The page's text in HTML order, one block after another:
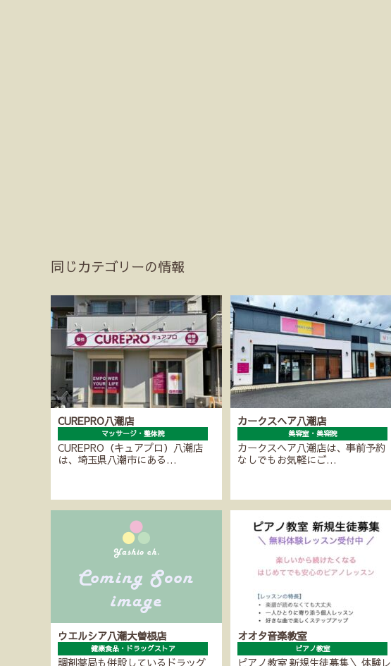
同じカテゴリーの情報
CUREPRO八潮店
マッサージ・整体院
CUREPRO（キュアプロ）八潮店
は、埼玉県八潮市にある…
カークスヘア八潮店
美容室・美容院
カークスヘア八潮店は、事前予約
なしでもお気軽にご…
ウエルシア八潮大曽根店
健康食品・ドラッグストア
調剤薬局も併設しているドラッグ
オオタ音楽教室
ピアノ教室
ピアノ教室 新規生徒募集＼ 体験レ